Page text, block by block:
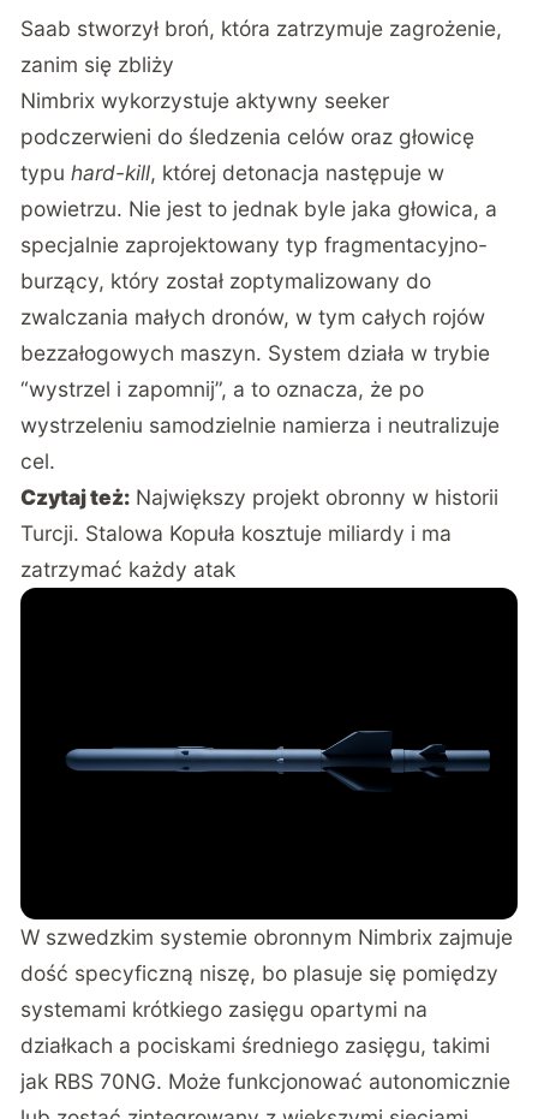
Saab stworzył broń, która zatrzymuje zagrożenie,
zanim się zbliży
Nimbrix wykorzystuje aktywny seeker
podczerwieni do śledzenia celów oraz głowicę
typuhard-kill, której detonacja następuje w
powietrzu. Nie jest to jednak byle jaka głowica, a
specjalnie zaprojektowany typ fragmentacyjno-
burzący, który został zoptymalizowany do
zwalczania małych dronów, w tym całych rojów
bezzałogowych maszyn. System działa w trybie
“wystrzel i zapomnij”, a to oznacza, że po
wystrzeleniu samodzielnie namierza i neutralizuje
cel.
Czytaj też: Największy projekt obronny w historii
Turcji. Stalowa Kopuła kosztuje miliardy i ma
zatrzymać każdy atak
W szwedzkim systemie obronnym Nimbrix zajmuje
dość specyficzną niszę, bo plasuje się pomiędzy
systemami krótkiego zasięgu opartymi na
działkach a pociskami średniego zasięgu, takimi
jak RBS 70NG. Może funkcjonować autonomicznie